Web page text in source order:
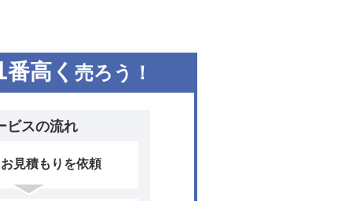
番高く 売ろう！
ビスの流れ
お見積もりを依頼